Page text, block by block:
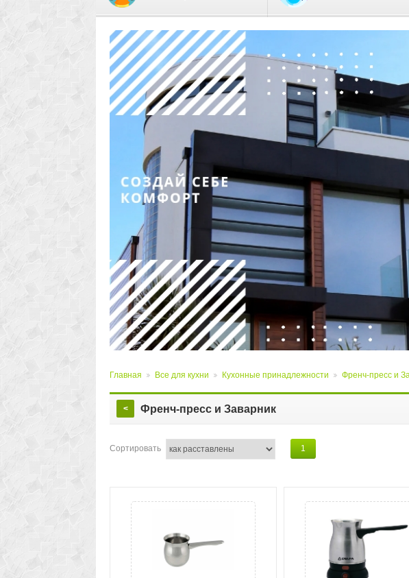
Главная Все для кухни Кухонные принадлежности Френч-пресс и
< Френч-пресс и Заварник
Сортировать 1